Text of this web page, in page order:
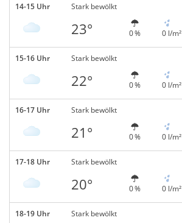
14-15 Uhr Stark bewölkt
23° 0 % 0 l/m²
15-16 Uhr Stark bewölkt
22° 0 % 0 l/m²
16-17 Uhr Stark bewölkt
21° 0 % 0 l/m²
17-18 Uhr Stark bewölkt
20° 0 % 0 l/m²
18-19 Uhr Stark bewölkt